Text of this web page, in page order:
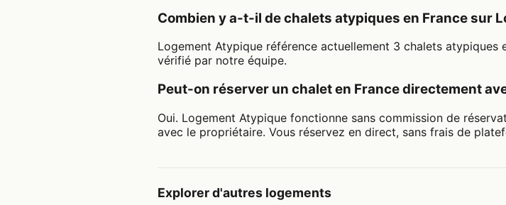
Combien y a-t-il de chalets atypiques en France sur
Logement Atypique référence actuellement 3 chalets atypiques
vérifié par notre équipe.
Peut-on réserver un chalet en France directement
Oui. Logement Atypique fonctionne sans commission de
avec le propriétaire. Vous réservez en direct, sans frais de
Explorer d'autres logements